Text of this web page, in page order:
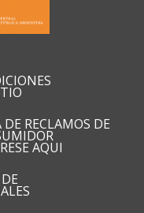
RECLAMOS DE
AQUI